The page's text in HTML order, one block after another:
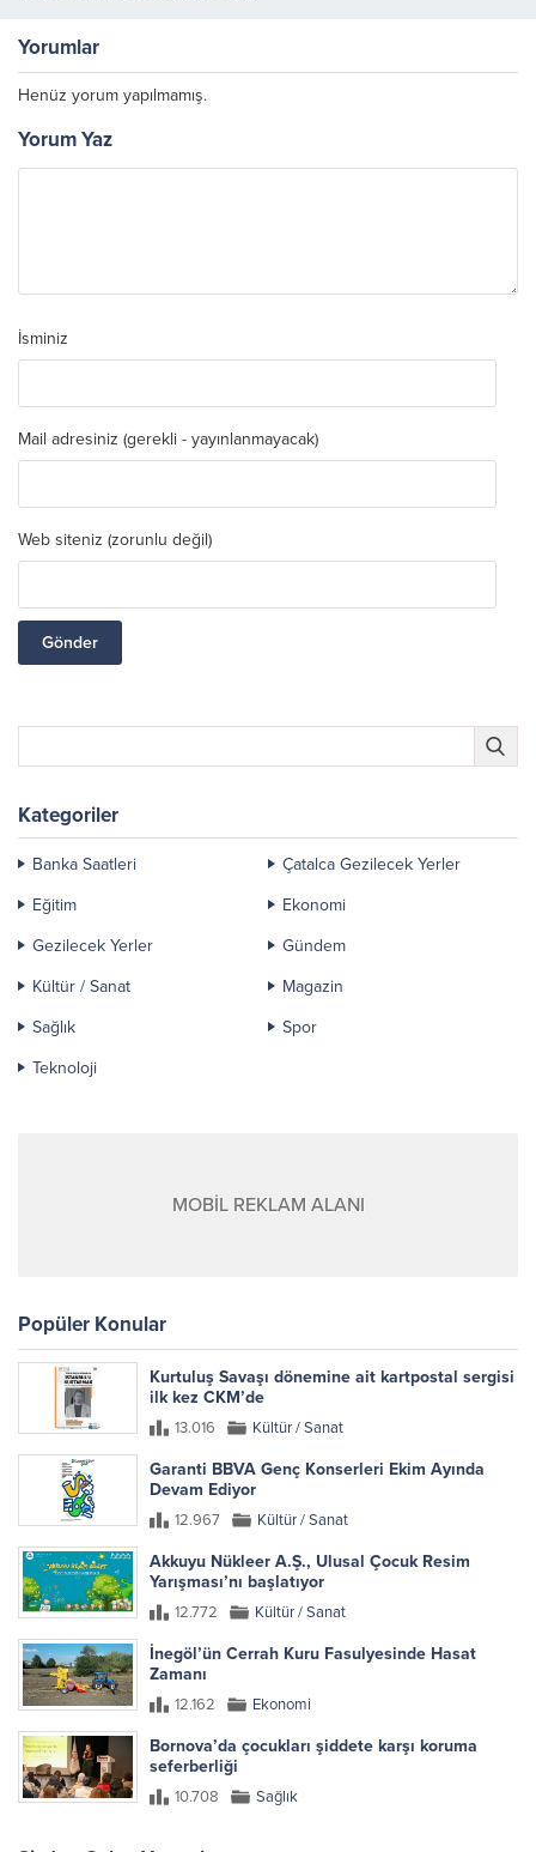
Yorumlar
Henüz yorum yapılmamış.
Yorum Yaz
İsminiz
Mail adresiniz (gerekli - yayınlanmayacak)
Web siteniz (zorunlu değil)
Kategoriler
Banka Saatleri
Çatalca Gezilecek Yerler
Eğitim
Ekonomi
Gezilecek Yerler
Gündem
Kültür / Sanat
Magazin
Sağlık
Spor
Teknoloji
MOBİL REKLAM ALANI
Popüler Konular
Kurtuluş Savaşı dönemine ait kartpostal sergisi
ilk kez CKM’de
13.016 Kültür / Sanat
Garanti BBVA Genç Konserleri Ekim Ayında
Devam Ediyor
12.967 Kültür / Sanat
Akkuyu Nükleer A.Ş., Ulusal Çocuk Resim
Yarışması’nı başlatıyor
12.772 Kültür / Sanat
İnegöl’ün Cerrah Kuru Fasulyesinde Hasat
Zamanı
12.162 Ekonomi
Bornova’da çocukları şiddete karşı koruma
seferberliği
10.708 Sağlık